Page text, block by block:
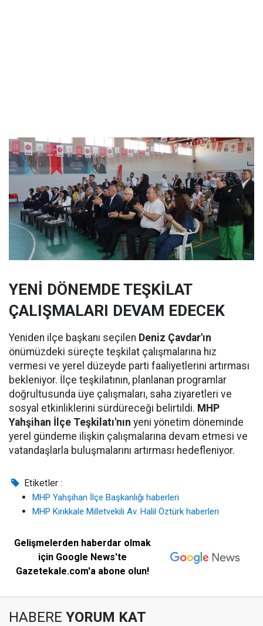
YENİ DÖNEMDE TEŞKİLAT
ÇALIŞMALARI DEVAM EDECEK
Yeniden ilçe başkanı seçilen Deniz Çavdar'ın
önümüzdeki süreçte teşkilat çalışmalarına hız
vermesi ve yerel düzeyde parti faaliyetlerini artırması
bekleniyor. İlçe teşkilatının, planlanan programlar
doğrultusunda üye çalışmaları, saha ziyaretleri ve
sosyal etkinliklerini sürdüreceği belirtildi. MHP
Yahşihan İlçe Teşkilatı'nın yeni yönetim döneminde
yerel gündeme ilişkin çalışmalarına devam etmesi ve
vatandaşlarla buluşmalarını artırması hedefleniyor.
Etiketler :
MHP Yahşihan İlçe Başkanlığı haberleri
MHP Kırıkkale Milletvekili Av. Halil Öztürk haberleri
Gelişmelerden haberdar olmak
için Google News'te
Gazetekale.com'a abone olun!
HABERE YORUM KAT